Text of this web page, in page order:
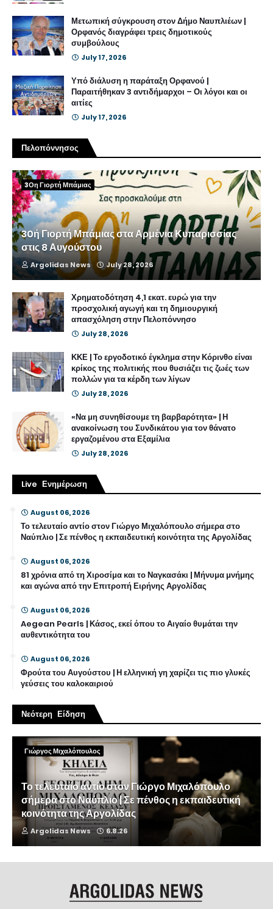
Μετωπική σύγκρουση στον Δήμο Ναυπλιέων |
Ορφανός διαγράφει τρεις δημοτικούς
συμβούλους
July 17, 2026
Υπό διάλυση η παράταξη Ορφανού |
Παραιτήθηκαν 3 αντιδήμαρχοι – Οι λόγοι και οι
αιτίες
July 17, 2026
Πελοπόννησος
3Οη Γιορτή Μπάμιας
30ή Γιορτή Μπάμιας στα Αρμένια Κυπαρισσίας
στις 8 Αυγούστου
Argolidas News July 28, 2026
Χρηματοδότηση 4,1 εκατ. ευρώ για την
προσχολική αγωγή και τη δημιουργική
απασχόληση στην Πελοπόννησο
July 28, 2026
ΚΚΕ | Το εργοδοτικό έγκλημα στην Κόρινθο είναι
κρίκος της πολιτικής που θυσιάζει τις ζωές των
πολλών για τα κέρδη των λίγων
July 28, 2026
«Να μη συνηθίσουμε τη βαρβαρότητα» | Η
ανακοίνωση του Συνδικάτου για τον θάνατο
εργαζομένου στα Εξαμίλια
July 28, 2026
Live Ενημέρωση
August 06, 2026
Το τελευταίο αντίο στον Γιώργο Μιχαλόπουλο σήμερα στο
Ναύπλιο | Σε πένθος η εκπαιδευτική κοινότητα της Αργολίδας
August 06, 2026
81 χρόνια από τη Χιροσίμα και το Ναγκασάκι | Μήνυμα μνήμης
και αγώνα από την Επιτροπή Ειρήνης Αργολίδας
August 06, 2026
Aegean Pearls | Κάσος, εκεί όπου το Αιγαίο θυμάται την
αυθεντικότητα του
August 06, 2026
Φρούτα του Αυγούστου | Η ελληνική γη χαρίζει τις πιο γλυκές
γεύσεις του καλοκαιριού
Νεότερη Είδηση
Γιώργος Μιχαλόπουλος
Το τελευταίο αντίο στον Γιώργο Μιχαλόπουλο
σήμερα στο Ναύπλιο | Σε πένθος η εκπαιδευτική
κοινότητα της Αργολίδας
Argolidas News 6.8.26